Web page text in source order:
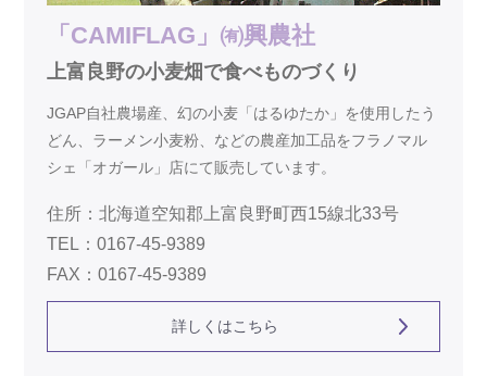
「CAMIFLAG」㈲興農社
上富良野の小麦畑で食べものづくり
JGAP自社農場産、幻の小麦「はるゆたか」を使用したう
どん、ラーメン小麦粉、などの農産加工品をフラノマル
シェ「オガール」店にて販売しています。
住所：北海道空知郡上富良野町西15線北33号
TEL：0167-45-9389
FAX：0167-45-9389
詳しくはこちら